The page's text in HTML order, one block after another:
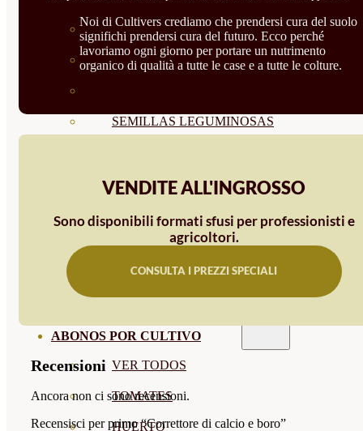
SEMILLAS TRADICIONALES
SEMILLAS BRASICAS
SEMILLAS LEGUMINOSAS
CUBIERTAS VEGETALES
TIRAS DE SEMILLAS
BOMBAS DE SEMILLAS
BANDEJAS Y SEMILLEROS
ABONOS POR CULTIVO
VER TODOS
TOMATES
HUERTO
Noi di Cultivers crediamo che prendersi cura del suolo
significhi prendersi cura del futuro. Ecco perché
lavoriamo ogni giorno per portare un nutrimento
organico di qualità a tutte le case e a tutte le colture.
VENDITE ALL'INGROSSO
Sono disponibili formati sfusi per professionisti e
agricoltori.
CONSULTA I PREZZI SPECIALI
Recensioni
Ancora non ci sono recensioni.
Recensisci per primo “Correttore di calcio e boro”